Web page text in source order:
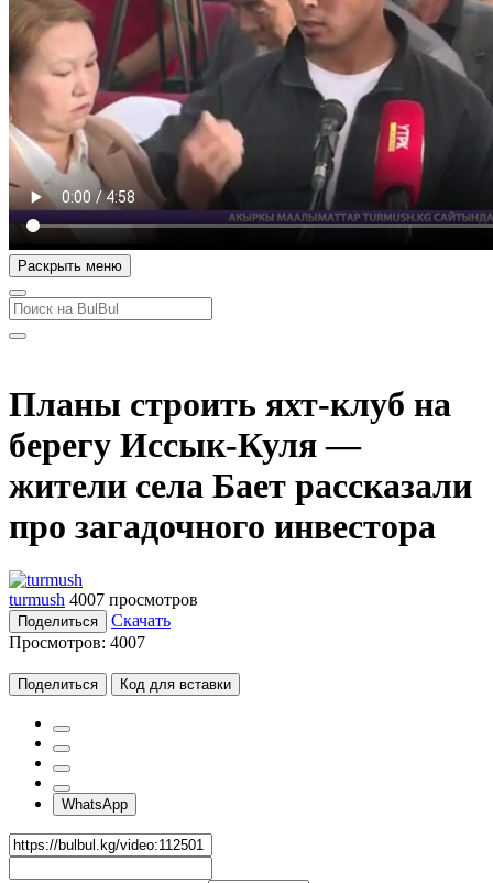
Раскрыть меню
Планы строить яхт-клуб на
берегу Иссык-Куля —
жители села Бает рассказали
про загадочного инвестора
turmush 4007 просмотров
Поделиться
Скачать
Просмотров: 4007
Поделиться Код для вставки
WhatsApp